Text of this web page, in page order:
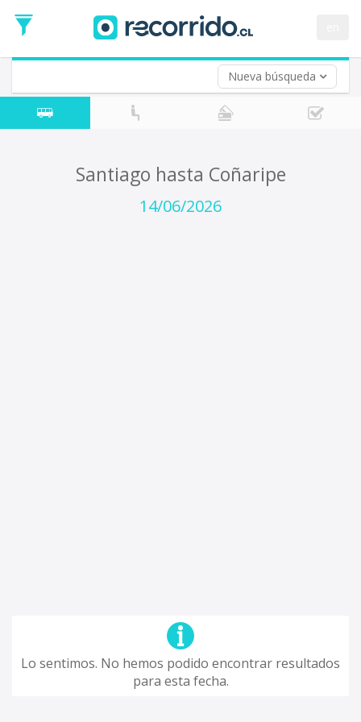
Nueva búsqueda
de
Ida
Vuelta (opcional)
Fecha
de
Santiago hasta Coñaripe
14/06/2026
Lo sentimos. No hemos podido encontrar resultados
para esta fecha.